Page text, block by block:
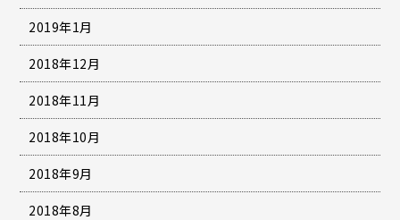
2019年1月
2018年12月
2018年11月
2018年10月
2018年9月
2018年8月